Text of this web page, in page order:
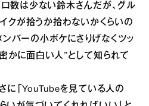
数は少ない鈴木さんだが、グル
クが拾うか拾わないかくらいの
ンバーの小ボケにさりげなくツッ
かに面白い人”として知られて
に「YouTubeを見ている人の